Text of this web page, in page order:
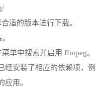
适的版本进行下载。
单中搜索并启用 ffmpeg。
安装了相应的依赖项，
应用。